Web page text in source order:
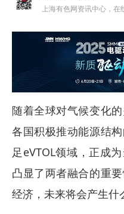
随着全球对气候变化
各国积极推动能源结
足eVTOL领域，正成
凸显了两者融合的重
经济，未来将会产生什